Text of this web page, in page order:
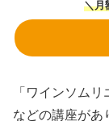
＼月
「ワインソム
などの講座があ